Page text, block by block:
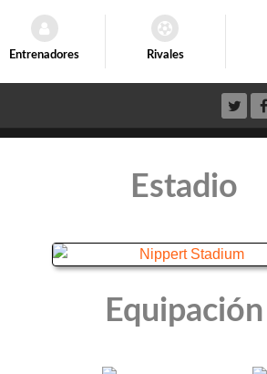
Entrenadores Rivales
Estadio
Equipación